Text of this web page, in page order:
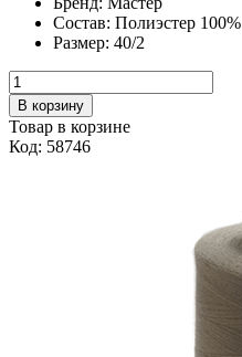
Состав: Полиэстер 100%
Размер: 40/2
В корзину
Товар в корзине
Код: 58746